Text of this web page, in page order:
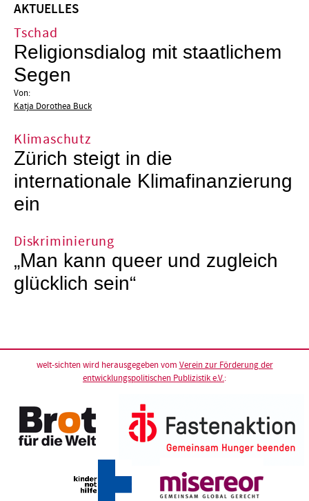
AKTUELLES
Tschad
Religionsdialog mit staatlichem
Segen
Von:
Katja Dorothea Buck
Klimaschutz
Zürich steigt in die
internationale Klimafinanzierung
ein
Diskriminierung
„Man kann queer und zugleich
glücklich sein“
welt-sichten wird herausgegeben vom Verein zur Förderung der
entwicklungspolitischen Publizistik e.V.: